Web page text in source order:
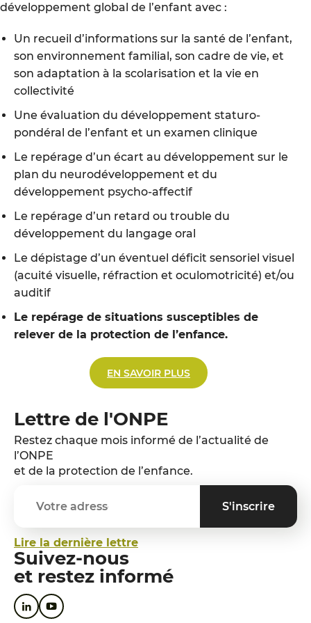
développement global de l’enfant avec :
Un recueil d’informations sur la santé de l’enfant,
son environnement familial, son cadre de vie, et
son adaptation à la scolarisation et la vie en
collectivité
Une évaluation du développement staturo-
pondéral de l’enfant et un examen clinique
Le repérage d’un écart au développement sur le
plan du neurodéveloppement et du
développement psycho-affectif
Le repérage d’un retard ou trouble du
développement du langage oral
Le dépistage d’un éventuel déficit sensoriel visuel
(acuité visuelle, réfraction et oculomotricité) et/ou
auditif
Le repérage de situations susceptibles de
relever de la protection de l’enfance.
EN SAVOIR PLUS
Lettre de l'ONPE
Restez chaque mois informé de l’actualité de
l’ONPE
et de la protection de l’enfance.
Lire la dernière lettre
Suivez-nous
et restez informé